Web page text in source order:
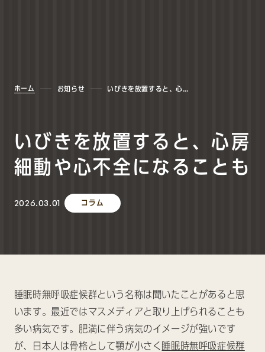
ホーム お知らせ
いびきを放置すると、心房
細動や心不全になることも
2026.03.01 コラム
睡眠時無呼吸症候群という名称は聞いたことがあると思
います。最近ではマスメディアと取り上げられることも
多い病気です。肥満に伴う病気のイメージが強いです
が、日本人は骨格として顎が小さく 睡眠時無呼吸症候群